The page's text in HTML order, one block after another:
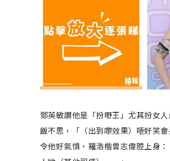
鄧英敏讚他是「扮嘢王」尤其扮女
飯不思，「（出到嚟效果）唔好笑
令他好氣憤，羅浩楷曾志偉腔上身